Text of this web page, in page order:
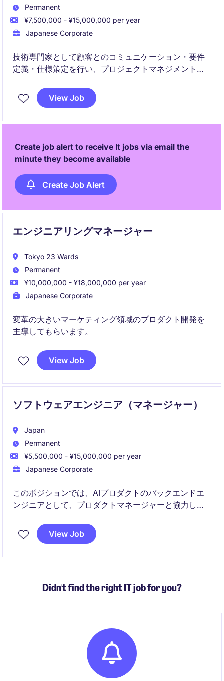
Permanent
¥7,500,000 - ¥15,000,000 per year
Japanese Corporate
技術専門家として顧客とのコミュニケーション・要件
定義・仕様策定を行い、プロジェクトマネジメント・
気通貫で推進していただきます。
View Job
Create job alert to receive It jobs via email the
minute they become available
Create Job Alert
エンジニアリングマネージャー
Tokyo 23 Wards
Permanent
¥10,000,000 - ¥18,000,000 per year
Japanese Corporate
変革の大きいマーケティング領域のプロダクト開発を
主導してもらいます。
View Job
ソフトウェアエンジニア（マネージャー）
Japan
Permanent
¥5,500,000 - ¥15,000,000 per year
Japanese Corporate
このポジションでは、AIプロダクトのバックエンドエ
ンジニアとして、プロダクトマネージャーと協力し、
たプロダクト開発に従事していただきます。
View Job
Didn't find the right IT job for you?